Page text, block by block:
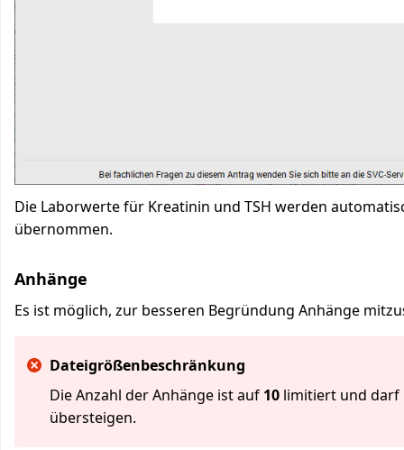
Die Laborwerte für Kreatinin und TSH werden
übernommen.
Anhänge
Es ist möglich, zur besseren Begründung Anhänge
Dateigrößenbeschränkung
Die Anzahl der Anhänge ist auf 10 limitiert und darf
übersteigen.